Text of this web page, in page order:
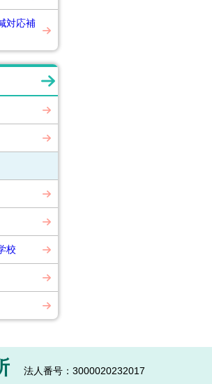
対応補
校
法人番号：3000020232017